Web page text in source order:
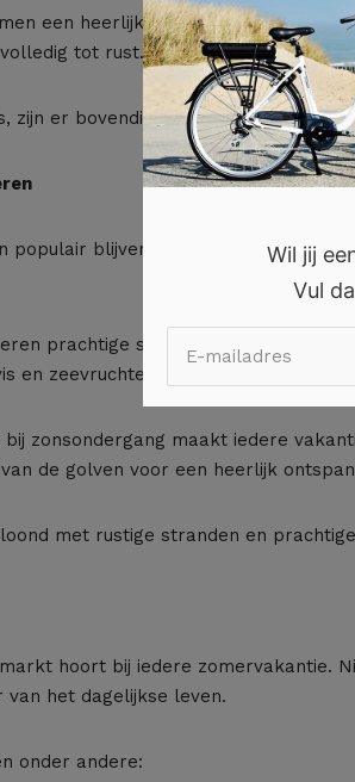
een heerlijke bestemming. Hier
tot rust.
zijn er bovendien talloze wandel- en
populair blijven, zijn er ook rustige
prachtige stranden met gezellige
en zeevruchten.
zonsondergang maakt iedere
de golven voor een heerlijk
met rustige stranden en
hoort bij iedere zomervakantie.
het dagelijkse leven.
onder andere:
Wil jij
Vul